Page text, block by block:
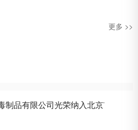
更多 >>
品有限公司光荣纳入北京市···